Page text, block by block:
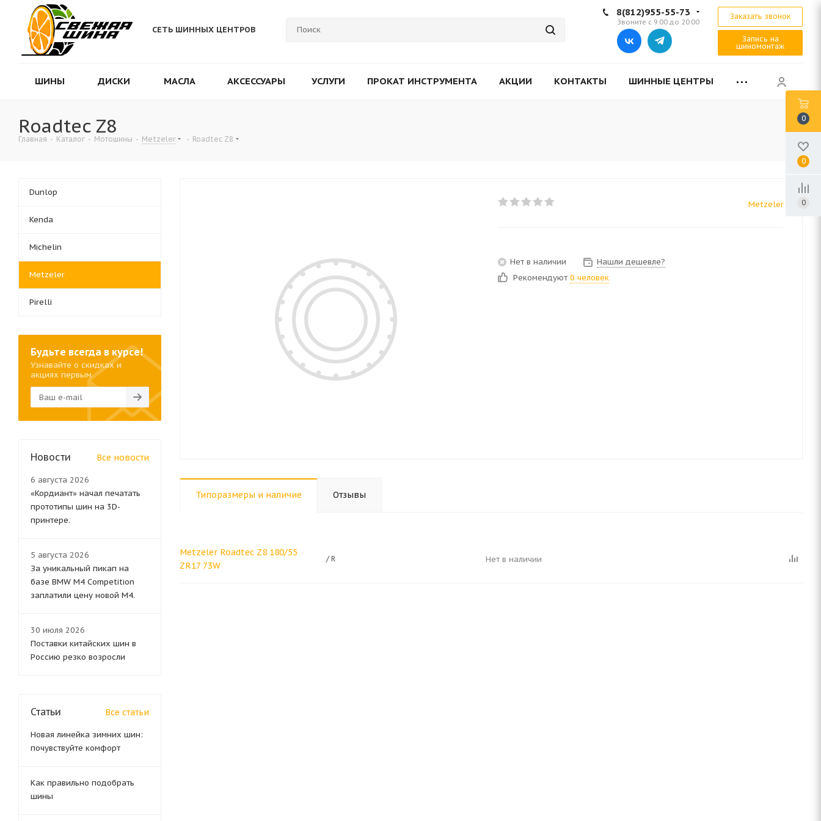
СЕТЬ ШИННЫХ ЦЕНТРОВ
8(812)955-55-73
Звоните с 9:00 до 20:00
Заказать звонок
Запись на
шиномонтаж
ШИНЫ ДИСКИ МАСЛА АКСЕССУАРЫ УСЛУГИ ПРОКАТ ИНСТРУМЕНТА АКЦИИ КОНТАКТЫ ШИННЫЕ ЦЕНТРЫ
Roadtec Z8
Главная - Каталог - Мотошины - Metzeler - Roadtec Z8
Metzeler
Нет в наличии
Нашли дешевле?
Рекомендуют 0 человек
Типоразмеры и наличие Отзывы
Metzeler Roadtec Z8 180/55
ZR17 73W
/ R Нет в наличии
Dunlop
Kenda
Michelin
Metzeler
Pirelli
Будьте всегда в курсе!
Узнавайте о скидках и
акциях первым
Новости Все новости
6 августа 2026
«Кордиант» начал печатать
прототипы шин на 3D-
принтере.
5 августа 2026
За уникальный пикап на
базе BMW M4 Competition
заплатили цену новой M4.
30 июля 2026
Поставки китайских шин в
Россию резко возросли
Статьи Все статьи
Новая линейка зимних шин:
почувствуйте комфорт
Как правильно подобрать
шины
0
0
0